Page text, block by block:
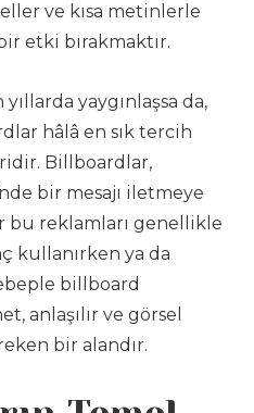
ve kısa metinlerle
etki bırakmaktır.
yaygınlaşsa da,
hâlâ en sık tercih
Billboardlar,
bir mesajı iletmeye
bu reklamları genellikle
kullanırken ya da
billboard
anlaşılır ve görsel
bir alandır.